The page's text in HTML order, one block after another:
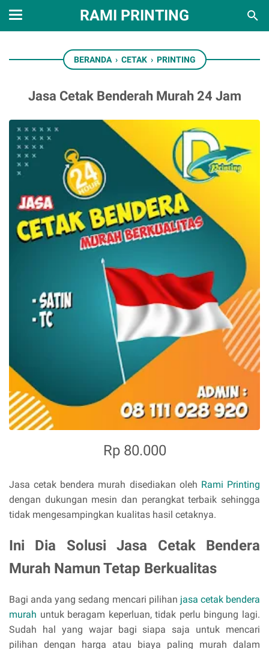
RAMI PRINTING
BERANDA › CETAK › PRINTING
Jasa Cetak Benderah Murah 24 Jam
Rp 80.000
Jasa cetak bendera murah disediakan oleh Rami Printing
dengan dukungan mesin dan perangkat terbaik sehingga
tidak mengesampingkan kualitas hasil cetaknya.
Ini Dia Solusi Jasa Cetak Bendera
Murah Namun Tetap Berkualitas
Bagi anda yang sedang mencari pilihan jasa cetak bendera
murah untuk beragam keperluan, tidak perlu bingung lagi.
Sudah hal yang wajar bagi siapa saja untuk mencari
pilihan dengan harga atau biaya paling murah dalam